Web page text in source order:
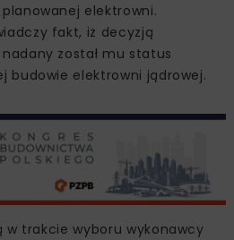
elektrowni.
fakt, iż decyzją
został mu status
budowie elektrowni jądrowej.
w trakcie wyboru wykonawcy